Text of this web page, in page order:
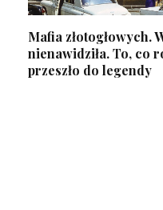
Mafia złotogłowych.
nienawidziła. To, co
przeszło do legendy